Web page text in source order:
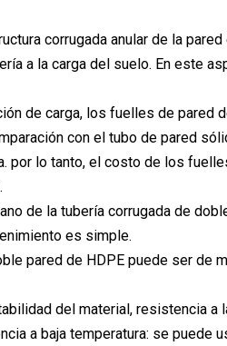
corrugada anular de la
a la carga del suelo. En este
de carga, los fuelles de pared
con el tubo de pared
por lo tanto, el costo de los
de la tubería corrugada de
es simple.
pared de HDPE puede ser de
del material, resistencia
a baja temperatura: se puede